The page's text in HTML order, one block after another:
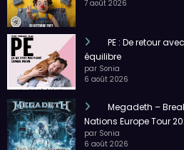
7 août 2026
PE : De retour
équilibre
par Sonia
6 août 2026
Megadeth –
Nations Europe Tour
par Sonia
6 août 2026